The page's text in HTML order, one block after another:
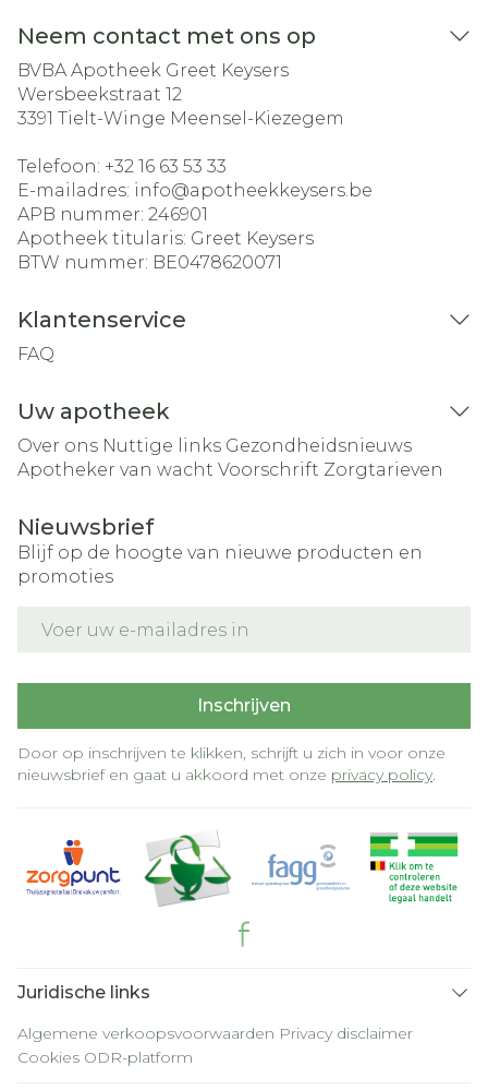
Neem contact met ons op
BVBA Apotheek Greet Keysers
Wersbeekstraat 12
3391 Tielt-Winge Meensel-Kiezegem
Telefoon: +32 16 63 53 33
E-mailadres: info@apotheekkeysers.be
APB nummer: 246901
Apotheek titularis: Greet Keysers
BTW nummer: BE0478620071
Klantenservice
FAQ
Uw apotheek
Over ons Nuttige links Gezondheidsnieuws
Apotheker van wacht Voorschrift Zorgtarieven
Nieuwsbrief
Blijf op de hoogte van nieuwe producten en
promoties
Inschrijven
Door op inschrijven te klikken, schrijft u zich in voor onze
nieuwsbrief en gaat u akkoord met onze privacy policy.
Juridische links
Algemene verkoopsvoorwaarden Privacy disclaimer
Cookies ODR-platform